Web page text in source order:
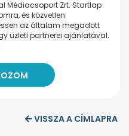
Médiacsoport Zrt. Startlap
és közvetlen
az általam megadott
üzleti partnerei ajánlatával.
VISSZA A CÍMLAPRA